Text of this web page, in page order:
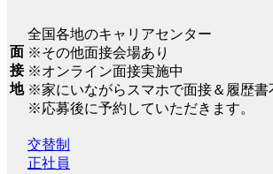
面
接
地
全国各地のキャリアセンター
※その他面接会場あり
※オンライン面接実施中
※家にいながらスマホで面接＆履歴書
※応募後に予約していただきます。
交替制
正社員